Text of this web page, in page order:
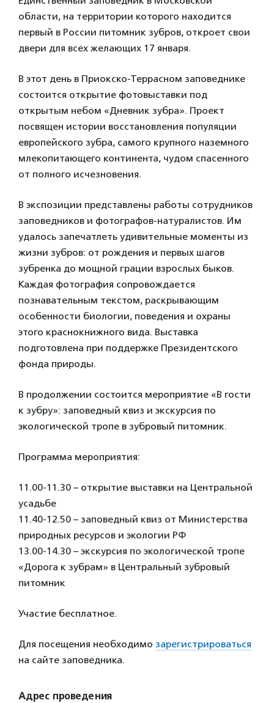
области, на территории которого находится
первый в России питомник зубров, откроет свои
двери для всех желающих 17 января.
В этот день в Приокско-Террасном заповеднике
состоится открытие фотовыставки под
открытым небом «Дневник зубра». Проект
посвящен истории восстановления популяции
европейского зубра, самого крупного наземного
млекопитающего континента, чудом спасенного
от полного исчезновения.
В экспозиции представлены работы сотрудников
заповедников и фотографов-натуралистов. Им
удалось запечатлеть удивительные моменты из
жизни зубров: от рождения и первых шагов
зубренка до мощной грации взрослых быков.
Каждая фотография сопровождается
познавательным текстом, раскрывающим
особенности биологии, поведения и охраны
этого краснокнижного вида. Выставка
подготовлена при поддержке Президентского
фонда природы.
В продолжении состоится мероприятие «В гости
к зубру»: заповедный квиз и экскурсия по
экологической тропе в зубровый питомник.
Программа мероприятия:
11.00-11.30 – открытие выставки на Центральной
усадьбе
11.40-12.50 – заповедный квиз от Министерства
природных ресурсов и экологии РФ
13.00-14.30 – экскурсия по экологической тропе
«Дорога к зубрам» в Центральный зубровый
питомник
Участие бесплатное.
Для посещения необходимо зарегистрироваться
на сайте заповедника.
Адрес проведения